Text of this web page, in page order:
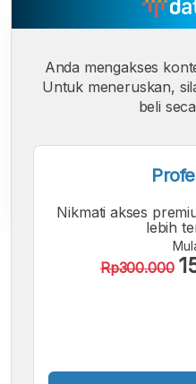
Font
Anda mengakses
Untuk meneruskan,
beli
Nikmati akses
lebih
Rp300.000